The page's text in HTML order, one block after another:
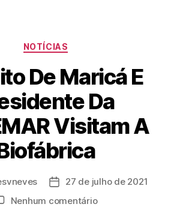
NOTÍCIAS
De Maricá E
Da
Visitam A
27 de julho de 2021
Nenhum comentário